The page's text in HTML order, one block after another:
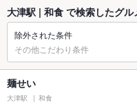
大津駅 | 和食 で検索したグ
除外された条件
その他こだわり条件
麺せい
大津駅 和食